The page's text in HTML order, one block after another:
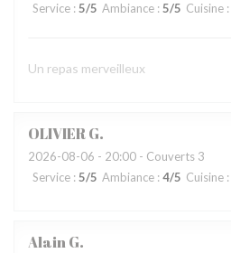
Service : 5/5 Ambiance : 5/5 Cuisine :
Un repas merveilleux
OLIVIERG
2026-08-06 - 20:00 - Couverts 3
Service : 5/5 Ambiance : 4/5 Cuisine :
AlainG